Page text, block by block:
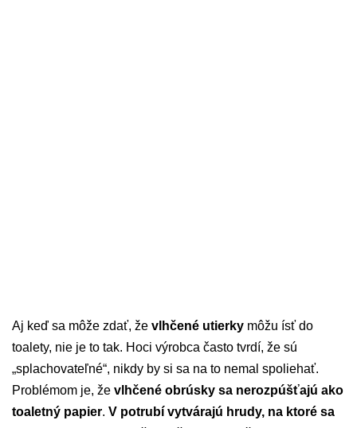
Aj keď sa môže zdať, že vlhčené utierky môžu ísť do
toalety, nie je to tak. Hoci výrobca často tvrdí, že sú
„splachovateľné“, nikdy by si sa na to nemal spoliehať.
Problémom je, že vlhčené obrúsky sa nerozpúšťajú ako
toaletný papier. V potrubí vytvárajú hrudy, na ktoré sa